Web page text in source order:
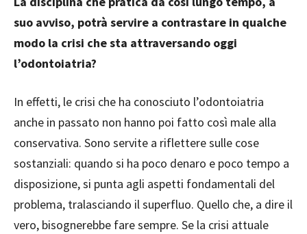
suo avviso, potrà servire a contrastare in qualche
modo la crisi che sta attraversando oggi
l’odontoiatria?
In effetti, le crisi che ha conosciuto l’odontoiatria
anche in passato non hanno poi fatto così male alla
conservativa. Sono servite a riflettere sulle cose
sostanziali: quando si ha poco denaro e poco tempo a
disposizione, si punta agli aspetti fondamentali del
problema, tralasciando il superfluo. Quello che, a dire il
vero, bisognerebbe fare sempre. Se la crisi attuale